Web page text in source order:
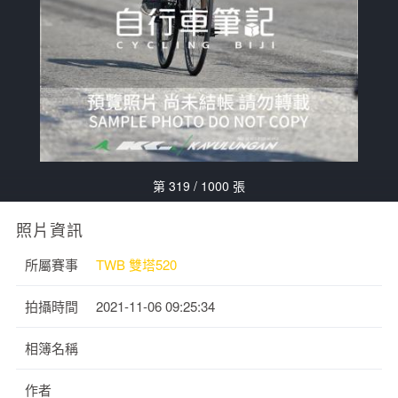
第 319 / 1000 張
照片資訊
所屬賽事 TWB 雙塔520
拍攝時間 2021-11-06 09:25:34
相簿名稱
作者